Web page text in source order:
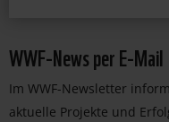
WWF-News per E-Mail
Im WWF-Newsletter
aktuelle Projekte und